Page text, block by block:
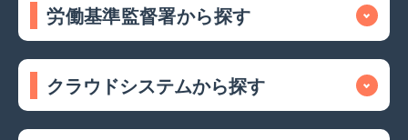
労働基準監督署から探す
クラウドシステムから探す